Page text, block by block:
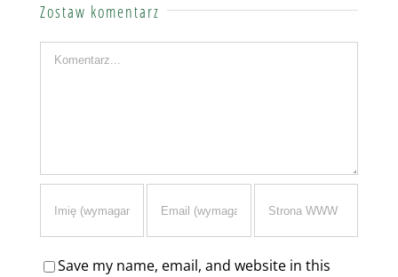
Zostaw komentarz
Komentarz
Save my name, email, and website in this